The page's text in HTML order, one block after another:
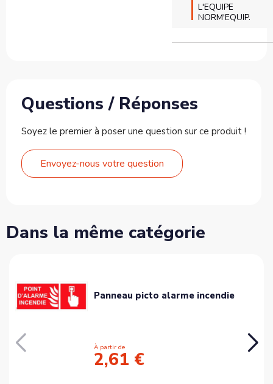
L'EQUIPE
Questions / Réponses
Soyez le premier à poser une question sur ce produit !
Envoyez-nous votre question
Dans la même catégorie
Panneau picto alarme incendie
À partir de
2,61 €